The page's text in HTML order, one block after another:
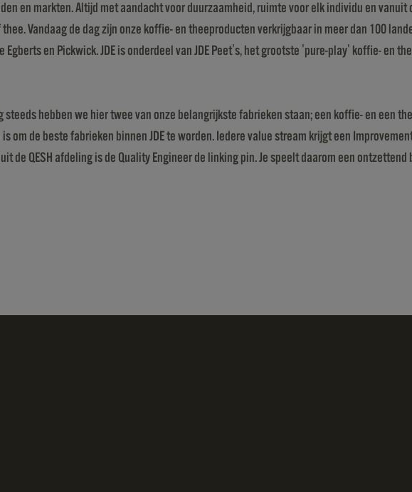
en markten. Altijd met aandacht voor duurzaamheid, ruimte voor elk individu en vanuit
Vandaag de dag zijn onze koffie- en theeproducten verkrijgbaar in meer dan 100
Egberts en Pickwick. JDE is onderdeel van JDE Peet's, het grootste 'pure-play' koffie- en
steeds hebben we hier twee van onze belangrijkste fabrieken staan; een koffie- en een
om de beste fabrieken binnen JDE te worden. Iedere value stream krijgt een
de QESH afdeling is de Quality Engineer de linking pin. Je speelt daarom een ontzettend